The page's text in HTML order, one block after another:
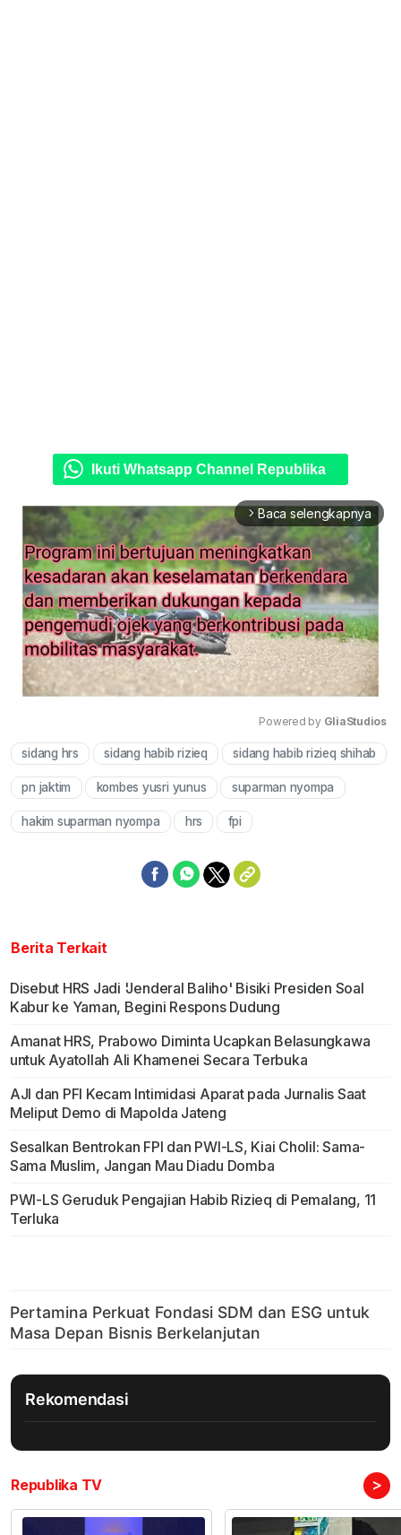
Ikuti Whatsapp Channel Republika
arrow_forward_ios Baca selengkapnya
Mute
Powered by GliaStudios
sidang hrs sidang habib rizieq sidang habib rizieq shihab
pn jaktim kombes yusri yunus suparman nyompa
hakim suparman nyompa hrs fpi
Berita Terkait
Disebut HRS Jadi 'Jenderal Baliho' Bisiki Presiden Soal
Kabur ke Yaman, Begini Respons Dudung
Amanat HRS, Prabowo Diminta Ucapkan Belasungkawa
untuk Ayatollah Ali Khamenei Secara Terbuka
AJI dan PFI Kecam Intimidasi Aparat pada Jurnalis Saat
Meliput Demo di Mapolda Jateng
Sesalkan Bentrokan FPI dan PWI-LS, Kiai Cholil: Sama-
Sama Muslim, Jangan Mau Diadu Domba
PWI-LS Geruduk Pengajian Habib Rizieq di Pemalang, 11
Terluka
Rekomendasi
Republika TV >